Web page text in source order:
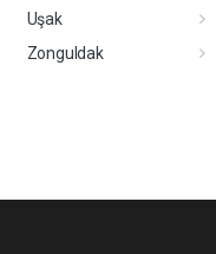
Uşak
Zonguldak